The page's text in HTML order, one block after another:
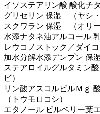
イソステアリン酸 酸化チ
グリセリン 保湿 （ヤシ・
スクワラン 保湿 （オリー
水添ナタネ油アルコール
レウコノストック／ダイ
加水分解水添デンプン 保
ステアロイルグルタミン
ビ）
リン酸アスコルビルＭｇ
（トウモロコシ）
エタノール ビルベリー葉